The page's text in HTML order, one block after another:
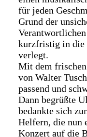
für jeden
Grund der
kurzfristig in die
verlegt.
Mit dem
von Walter
passend und
Dann begrüßte
bedankte sich
Helfern, die nun
Konzert auf die